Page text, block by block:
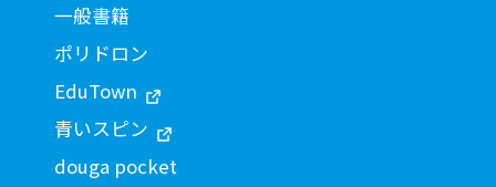
一般書籍
ポリドロン
EduTown
青いスピン
douga pocket